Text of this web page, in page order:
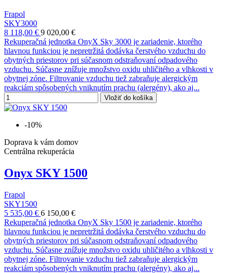
Frapol
SKY3000
8 118,00 € 9 020,00 €
Rekuperačná jednotka OnyX Sky 3000 je zariadenie, ktorého
hlavnou funkciou je nepretržitá dodávka čerstvého vzduchu do
obytných priestorov pri súčasnom odstraňovaní odpadového
vzduchu. Súčasne znížuje množstvo oxidu uhličitého a vlhkosti v
obytnej zóne. Filtrovanie vzduchu tiež zabraňuje alergickým
reakciám spôsobených vniknutím prachu (alergény), ako aj...
Vložiť do košíka
-10%
Doprava k vám domov
Centrálna rekuperácia
Onyx SKY 1500
Frapol
SKY1500
5 535,00 € 6 150,00 €
Rekuperačná jednotka OnyX Sky 1500 je zariadenie, ktorého
hlavnou funkciou je nepretržitá dodávka čerstvého vzduchu do
obytných priestorov pri súčasnom odstraňovaní odpadového
vzduchu. Súčasne znížuje množstvo oxidu uhličitého a vlhkosti v
obytnej zóne. Filtrovanie vzduchu tiež zabraňuje alergickým
reakciám spôsobených vniknutím prachu (alergény), ako aj...